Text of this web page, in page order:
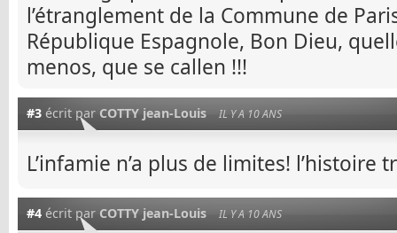
l’étranglement de la Commune de
République Espagnole, Bon Dieu,
menos, que se callen !!!
#3 écrit par COTTY jean-Louis IL Y A 10 ANS
L’infamie n’a plus de limites! l’histoire
#4 écrit par COTTY jean-Louis IL Y A 10 ANS